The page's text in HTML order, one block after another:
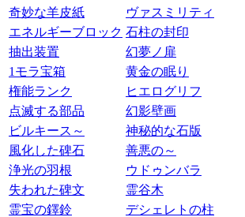
奇妙な羊皮紙
ヴァスミリティ
エネルギーブロック 石柱の封印
抽出装置
幻夢ノ扉
1モラ宝箱
黄金の眠り
権能ランク
ヒエログリフ
点滅する部品
幻影壁画
ビルキース～
神秘的な石版
風化した碑石
善悪の～
浄光の羽根
ウドゥンバラ
失われた碑文
霊谷木
霊宝の鐸鈴
デシェレトの柱